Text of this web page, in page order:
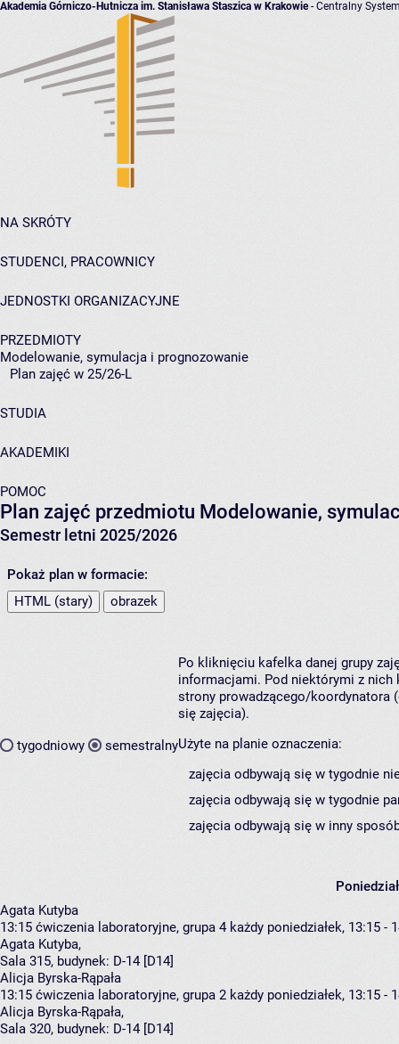
Akademia Górniczo-Hutnicza im. Stanisława Staszica w Krakowie- Centralny
NA SKRÓTY
STUDENCI, PRACOWNICY
JEDNOSTKI ORGANIZACYJNE
PRZEDMIOTY
Modelowanie, symulacja i prognozowanie
Plan zajęć w 25/26-L
STUDIA
AKADEMIKI
POMOC
Plan zajęć przedmiotu Modelowanie,
Semestr letni 2025/2026
Pokaż plan w formacie:
HTML (stary)
obrazek
tygodniowy semestralny
Po kliknięciu kafelka danej grupy
informacjami. Pod niektórymi z nich
strony prowadzącego/koordynatora
się zajęcia).
Użyte na planie oznaczenia:
zajęcia odbywają się w tygodnie
zajęcia odbywają się w tygodnie
zajęcia odbywają się w inny
Agata Kutyba
13:15 ćwiczenia laboratoryjne, grupa 4 każdy poniedziałek, 13:15 -
Agata Kutyba,
Sala 315, budynek: D-14 [D14]
Alicja Byrska-Rąpała
13:15 ćwiczenia laboratoryjne, grupa 2 każdy poniedziałek, 13:15 -
Alicja Byrska-Rąpała,
Sala 320, budynek: D-14 [D14]